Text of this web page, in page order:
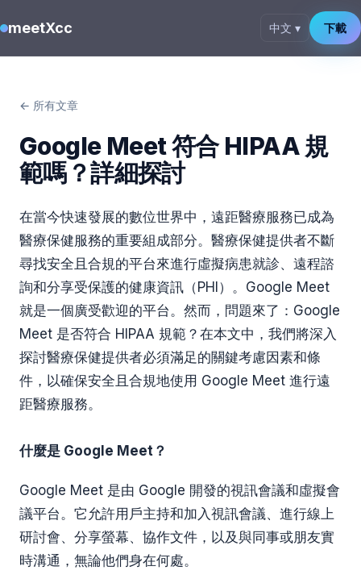
meetXcc 中文 ▾ 下載
← 所有文章
Google Meet 符合 HIPAA 規
範嗎？詳細探討
在當今快速發展的數位世界中，遠距醫療服務已成為
醫療保健服務的重要組成部分。醫療保健提供者不斷
尋找安全且合規的平台來進行虛擬病患就診、遠程諮
詢和分享受保護的健康資訊（PHI）。Google Meet
就是一個廣受歡迎的平台。然而，問題來了：Google
Meet 是否符合 HIPAA 規範？在本文中，我們將深入
探討醫療保健提供者必須滿足的關鍵考慮因素和條
件，以確保安全且合規地使用 Google Meet 進行遠
距醫療服務。
什麼是 Google Meet？
Google Meet 是由 Google 開發的視訊會議和虛擬會
議平台。它允許用戶主持和加入視訊會議、進行線上
研討會、分享螢幕、協作文件，以及與同事或朋友實
時溝通，無論他們身在何處。